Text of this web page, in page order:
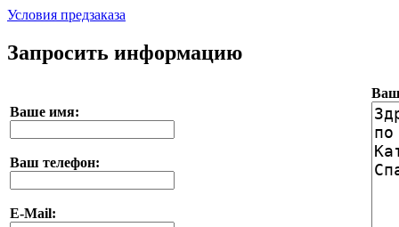
Условия предзаказа
Запросить информацию
Ваше имя:
Ваш телефон:
E-Mail:
Ваш